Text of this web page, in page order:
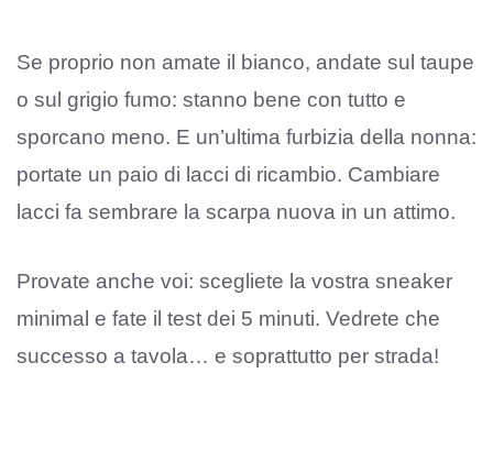
Se proprio non amate il bianco, andate sul taupe
o sul grigio fumo: stanno bene con tutto e
sporcano meno. E un’ultima furbizia della nonna:
portate un paio di lacci di ricambio. Cambiare
lacci fa sembrare la scarpa nuova in un attimo.
Provate anche voi: scegliete la vostra sneaker
minimal e fate il test dei 5 minuti. Vedrete che
successo a tavola… e soprattutto per strada!